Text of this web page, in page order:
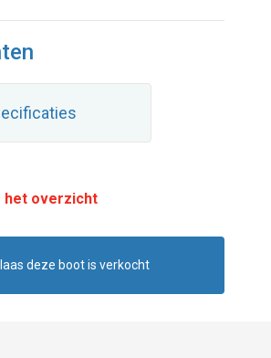
het overzicht
deze boot is verkocht